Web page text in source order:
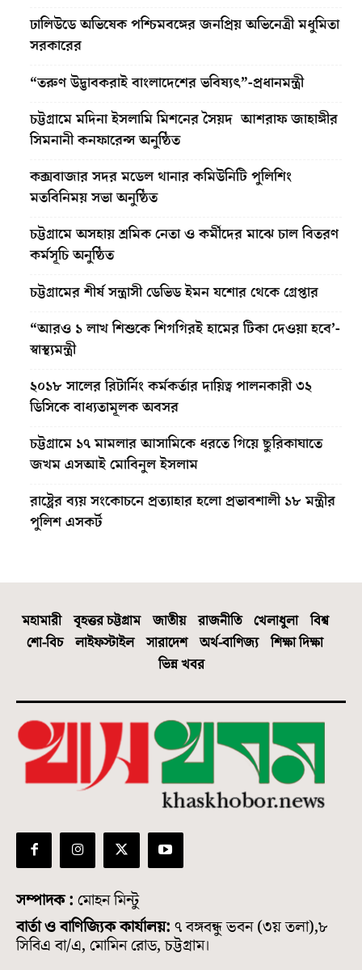
ঢালিউডে অভিষেক পশ্চিমবঙ্গের জনপ্রিয় অভিনেত্রী মধুমিতা
সরকারের
“তরুণ উদ্ভাবকরাই বাংলাদেশের ভবিষ্যৎ”-প্রধানমন্ত্রী
চট্টগ্রামে মদিনা ইসলামি মিশনের সৈয়দ আশরাফ জাহাঙ্গীর
সিমনানী কনফারেন্স অনুষ্ঠিত
কক্সবাজার সদর মডেল থানার কমিউনিটি পুলিশিং
মতবিনিময় সভা অনুষ্ঠিত
চট্টগ্রামে অসহায় শ্রমিক নেতা ও কর্মীদের মাঝে চাল বিতরণ
কর্মসূচি অনুষ্ঠিত
চট্টগ্রামের শীর্ষ সন্ত্রাসী ডেভিড ইমন যশোর থেকে গ্রেপ্তার
“আরও ১ লাখ শিশুকে শিগগিরই হামের টিকা দেওয়া হবে’-
স্বাস্থ্যমন্ত্রী
২০১৮ সালের রিটার্নিং কর্মকর্তার দায়িত্ব পালনকারী ৩২
ডিসিকে বাধ্যতামূলক অবসর
চট্টগ্রামে ১৭ মামলার আসামিকে ধরতে গিয়ে ছুরিকাঘাতে
জখম এসআই মোবিনুল ইসলাম
রাষ্ট্রের ব্যয় সংকোচনে প্রত্যাহার হলো প্রভাবশালী ১৮ মন্ত্রীর
পুলিশ এসকর্ট
মহামারী বৃহত্তর চট্টগ্রাম জাতীয় রাজনীতি খেলাধুলা
বিশ্ব
শো-বিচ
লাইফস্টাইল সারাদেশ অর্থ-বাণিজ্য
শিক্ষা দিক্ষা
ভিন্ন খবর
সম্পাদক : মোহন মিন্টু
বার্তা ও বাণিজ্যিক কার্যালয়: ৭ বঙ্গবন্ধু ভবন (৩য় তলা),৮
সিবিএ বা/এ, মোমিন রোড, চট্টগ্রাম।